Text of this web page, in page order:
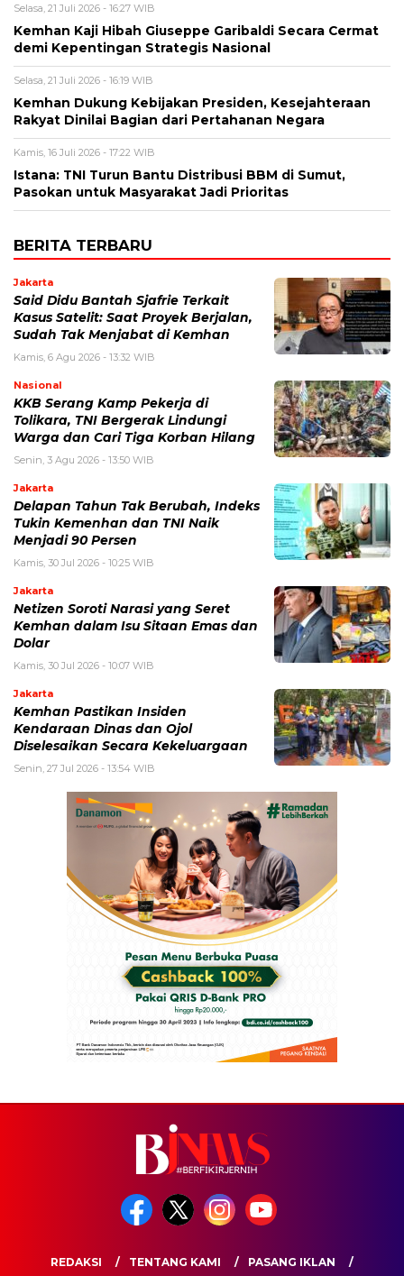
Selasa, 21 Juli 2026 - 16:27 WIB
Kemhan Kaji Hibah Giuseppe Garibaldi Secara Cermat
demi Kepentingan Strategis Nasional
Selasa, 21 Juli 2026 - 16:19 WIB
Kemhan Dukung Kebijakan Presiden, Kesejahteraan
Rakyat Dinilai Bagian dari Pertahanan Negara
Kamis, 16 Juli 2026 - 17:22 WIB
Istana: TNI Turun Bantu Distribusi BBM di Sumut,
Pasokan untuk Masyarakat Jadi Prioritas
BERITA TERBARU
Jakarta
Said Didu Bantah Sjafrie Terkait
Kasus Satelit: Saat Proyek Berjalan,
Sudah Tak Menjabat di Kemhan
Kamis, 6 Agu 2026 - 13:32 WIB
Nasional
KKB Serang Kamp Pekerja di
Tolikara, TNI Bergerak Lindungi
Warga dan Cari Tiga Korban Hilang
Senin, 3 Agu 2026 - 13:50 WIB
Jakarta
Delapan Tahun Tak Berubah, Indeks
Tukin Kemenhan dan TNI Naik
Menjadi 90 Persen
Kamis, 30 Jul 2026 - 10:25 WIB
Jakarta
Netizen Soroti Narasi yang Seret
Kemhan dalam Isu Sitaan Emas dan
Dolar
Kamis, 30 Jul 2026 - 10:07 WIB
Jakarta
Kemhan Pastikan Insiden
Kendaraan Dinas dan Ojol
Diselesaikan Secara Kekeluargaan
Senin, 27 Jul 2026 - 13:54 WIB
REDAKSI TENTANG KAMI PASANG IKLAN